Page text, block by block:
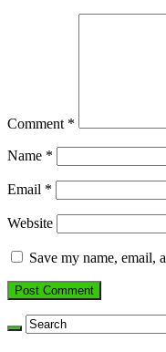
Comment *
Name *
Email *
Website
Save my name, email,